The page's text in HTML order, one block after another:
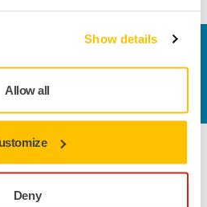
Show details
Allow all
Deny
Sie uns.
Know-how
Anwendungen